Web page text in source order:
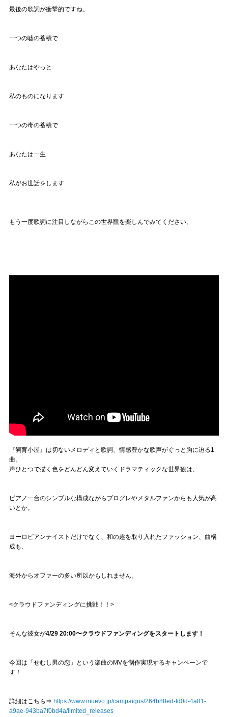
最後の歌詞が衝撃的ですね。
一つの嘘の蓄積で
あなたはやっと
私のものになります
一つの毒の蓄積で
あなたは一生
私がお世話をします
もう一度歌詞に注目しながらこの世界観を楽しんでみてください。
『飼育小屋』は切ないメロディと歌詞、情感豊かな歌声がぐっと胸に迫る1
曲。
声ひとつで描く色をどんどん変えていくドラマティックな世界観は、
ピアノ一台のシンプルな構成ながらプログレやメタルファンからも人気が高
いとか。
ヨーロピアンテイストだけでなく、和の趣を取り入れたファッション、曲構
成も、
海外からオファーの多い所以かもしれません。
<クラウドファンディングに挑戦！！>
そんな彼女が4/29 20:00〜クラウドファンディングをスタートします！
今回は「せむし男の恋」という楽曲のMVを制作実現するキャンペーンで
す！
詳細はこちら⇒ https://www.muevo.jp/campaigns/264b88ed-fd0d-4a81-
a9ae-943ba7f0bd4a/limited_releases